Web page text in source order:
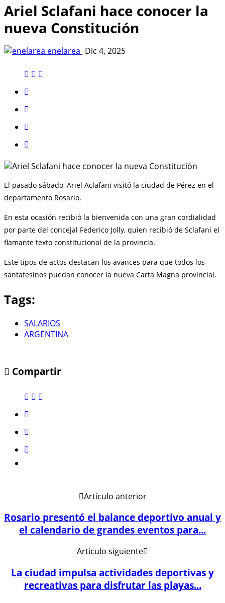
Ariel Sclafani hace conocer la
nueva Constitución
enelarea Dic 4, 2025
El pasado sábado, Ariel Aclafani visitó la ciudad de Pérez en el
departamento Rosario.
En esta ocasión recibió la bienvenida con una gran cordialidad
por parte del concejal Federico Jolly, quien recibió de Sclafani el
flamante texto constitucional de la provincia.
Este tipos de actos destacan los avances para que todos los
santafesinos puedan conocer la nueva Carta Magna provincial.
Tags:
SALARIOS
ARGENTINA
Compartir
Artículo anterior
Rosario presentó el balance deportivo anual y
el calendario de grandes eventos para...
Artículo siguiente
La ciudad impulsa actividades deportivas y
recreativas para disfrutar las playas...